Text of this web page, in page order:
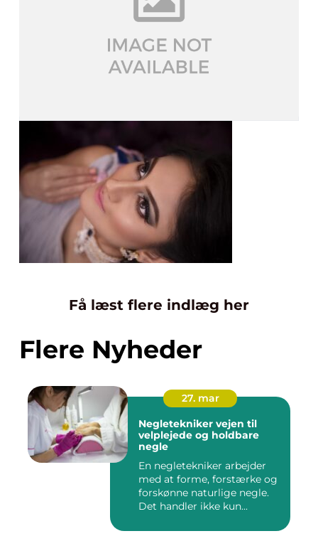
Få læst flere indlæg her
Flere Nyheder
27. mar
Negletekniker vejen til
velplejede og holdbare
negle
En negletekniker arbejder
med at forme, forstærke og
forskønne naturlige negle.
Det handler ikke kun...